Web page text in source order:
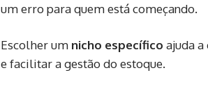
um erro para quem está começando.
Escolher um nicho específico ajuda
e facilitar a gestão do estoque.